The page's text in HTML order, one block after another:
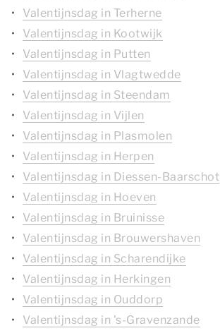
Valentijnsdag in Terherne
Valentijnsdag in Kootwijk
Valentijnsdag in Putten
Valentijnsdag in Vlagtwedde
Valentijnsdag in Steendam
Valentijnsdag in Vijlen
Valentijnsdag in Plasmolen
Valentijnsdag in Herpen
Valentijnsdag in Diessen-Baarschot
Valentijnsdag in Hoeven
Valentijnsdag in Bruinisse
Valentijnsdag in Brouwershaven
Valentijnsdag in Scharendijke
Valentijnsdag in Herkingen
Valentijnsdag in Ouddorp
Valentijnsdag in 's-Gravenzande